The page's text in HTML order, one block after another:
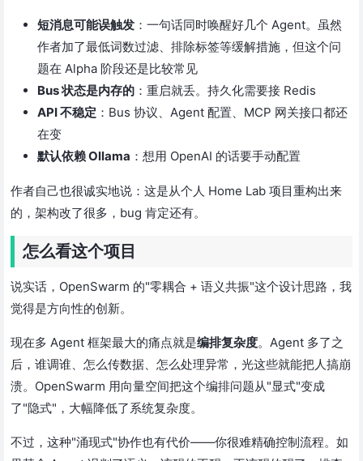
短消息可能误触发 ：一句话同时唤醒好几个 Agent。虽然
作者加了最低词数过滤、排除标签等缓解措施，但这个问
题在 Alpha 阶段还是比较常见
Bus 状态是内存的 ：重启就丢。持久化需要接 Redis
API 不稳定 ：Bus 协议、Agent 配置、MCP 网关接口都还
在变
默认依赖 Ollama ：想用 OpenAI 的话要手动配置
作者自己也很诚实地说：这是从个人 Home Lab 项目重构出来
的，架构改了很多，bug 肯定还有。
怎么看这个项目
说实话，OpenSwarm 的"零耦合 + 语义共振"这个设计思路，我
觉得是方向性的创新。
现在多 Agent 框架最大的痛点就是编排复杂度。Agent 多了之
后，谁调谁、怎么传数据、怎么处理异常，光这些就能把人搞崩
溃。OpenSwarm 用向量空间把这个编排问题从"显式"变成
了"隐式"，大幅降低了系统复杂度。
不过，这种"涌现式"协作也有代价——你很难精确控制流程。如